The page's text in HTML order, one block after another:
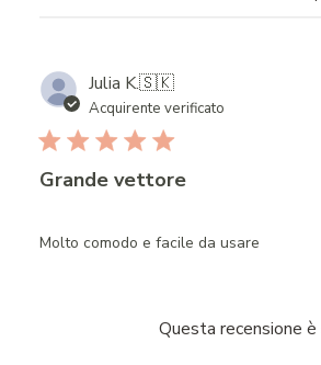
Julia K.🇸🇰
Acquirente verificato
Grande vettore
Molto comodo e facile da usare
Questa recensione